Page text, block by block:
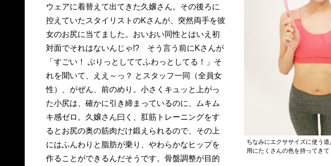
ウェアに着替えて出てきた久嬢さん。その後ろに
控えていたスタイリストのKさんが、突然両手を彼
女のお尻に当てました。おいおい同性とはいえ初
対面でそれはないんじゃ!? そう言う前にKさんが
「すごい！ ぷりっとしててふわっとしてる！」そ
れを聞いて、ええ～っ？ とスタッフ一同（全員女
性）、がぜん、前のめり。小さくキュッと上がっ
た小尻は、確かに引き締まっているのに、ムキム
キ感ゼロ。久嬢さん曰く、肛筋トレーニングをす
るとお尻の奥の筋肉だけ鍛えられるので、その上
にはふんわりと脂肪が乗り、やわらかなヒップを
作ることができるんだそうです。骨盤調整が目的
ちなみにエクササイズに使う
用にたくさんの色を持ってきて